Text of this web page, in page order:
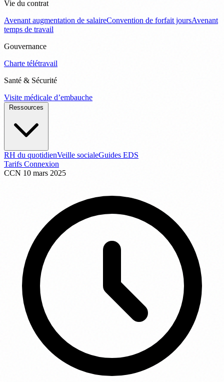
Vie du contrat
Avenant augmentation de salaireConvention de forfait joursAvenant
temps de travail
Gouvernance
Charte télétravail
Santé & Sécurité
Visite médicale d’embauche
RH du quotidienVeille socialeGuides EDS
Tarifs Connexion
CCN 10 mars 2025